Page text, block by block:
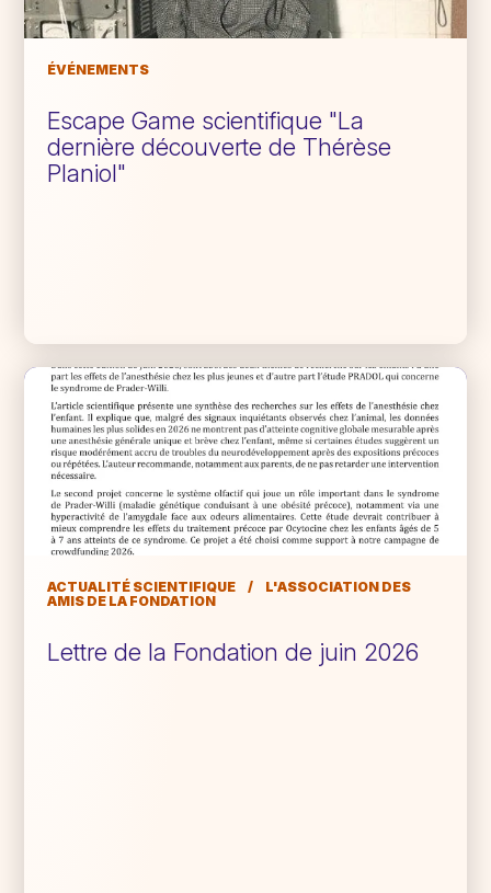
ÉVÉNEMENTS
Escape Game scientifique "La
dernière découverte de Thérèse
Planiol"
ACTUALITÉ SCIENTIFIQUE /
L'ASSOCIATION DES
AMIS DE LA FONDATION
Lettre de la Fondation de juin 2026